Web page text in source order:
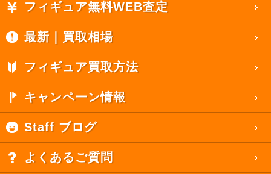
フィギュア無料WEB査定
最新｜買取相場
フィギュア買取方法
キャンペーン情報
Staff ブログ
よくあるご質問